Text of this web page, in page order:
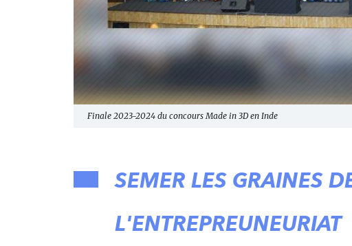
Finale 2023-2024 du concours Made in 3D en Inde
SEMER LES GRAINES
L'ENTREPREUNEURIAT